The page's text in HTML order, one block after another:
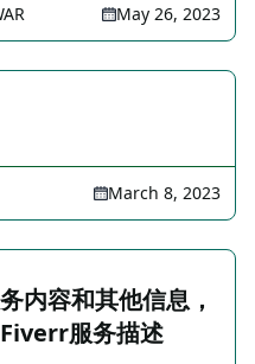
May 26, 2023
March 8, 2023
内容和其他信息，
服务描述